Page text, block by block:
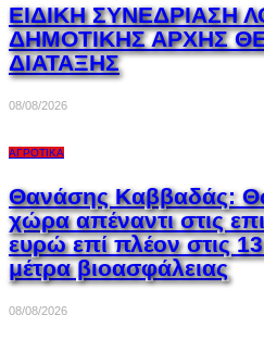
ΕΙΔΙΚΗ ΣΥΝΕΔΡΙΑΣΗ
ΔΗΜΟΤΙΚΗΣ ΑΡΧΗΣ
ΔΙΑΤΑΞΗΣ
08/08/2026
ΑΓΡΟΤΙΚΆ
Θανάσης Καββαδάς:
χώρα απέναντι στις
ευρώ επί πλέον στις 13
μέτρα βιοασφάλειας
08/08/2026